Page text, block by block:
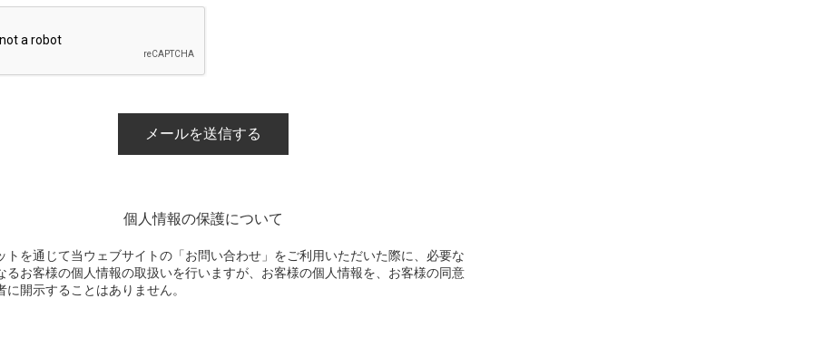
個人情報の保護について
トを通じて当ウェブサイトの「お問い合わせ」をご利用いただいた際に、必要な
るお客様の個人情報の取扱いを行いますが、お客様の個人情報を、お客様の同意
に開示することはありません。